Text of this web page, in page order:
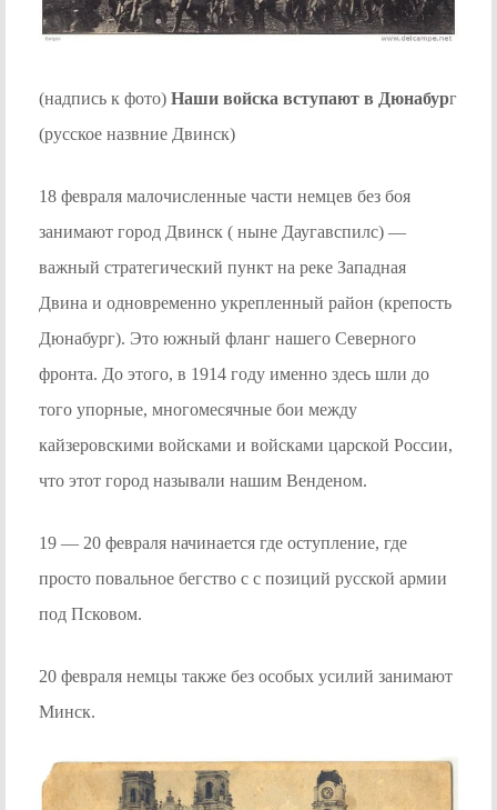
(надпись к фото) Наши войска вступают в Дюнабург
(русское назвние Двинск)
18 февраля малочисленные части немцев без боя
занимают город Двинск ( ныне Даугавспилс) —
важный стратегический пункт на реке Западная
Двина и одновременно укрепленный район (крепость
Дюнабург). Это южный фланг нашего Северного
фронта. До этого, в 1914 году именно здесь шли до
того упорные, многомесячные бои между
кайзеровскими войсками и войсками царской России,
что этот город называли нашим Венденом.
19 — 20 февраля начинается где оступление, где
просто повальное бегство с с позиций русской армии
под Псковом.
20 февраля немцы также без особых усилий занимают
Минск.